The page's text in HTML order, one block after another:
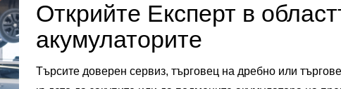
Открийте Експерт в
акумулаторите
Търсите доверен сервиз, търговец на дребно или